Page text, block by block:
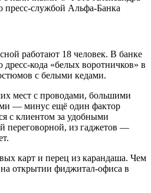
пресс-службой Альфа-Банка
работают 18 человек. В банке
дресс-кода «белых воротничков» в
с белыми кедами.
мест с проводами, большими
— минус ещё один фактор
с клиентом за удобными
переговорной, из гаджетов —